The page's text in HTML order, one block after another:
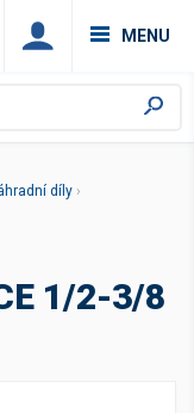
MENU
díly ›
1/2-3/8